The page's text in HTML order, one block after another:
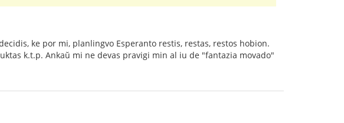
ke por mi, planlingvo Esperanto restis, restas, restos hobion.
k.t.p. Ankaŭ mi ne devas pravigi min al iu de "fantazia movado"